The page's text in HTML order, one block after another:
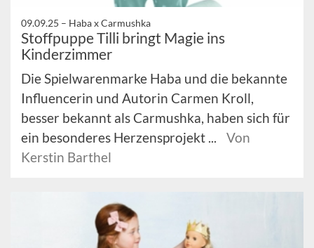
09.09.25 – Haba x Carmushka
Stoffpuppe Tilli bringt Magie ins
Kinderzimmer
Die Spielwarenmarke Haba und die bekannte
Influencerin und Autorin Carmen Kroll,
besser bekannt als Carmushka, haben sich für
ein besonderes Herzensprojekt ...
Von
Kerstin Barthel